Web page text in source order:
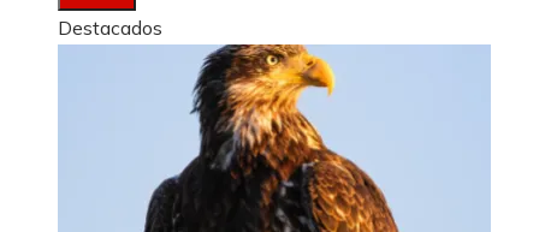
Destacados